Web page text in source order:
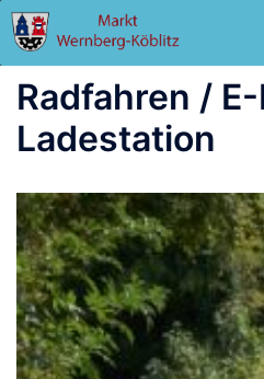
Zum
Inhalt
springen
Radfahren /
Ladestation